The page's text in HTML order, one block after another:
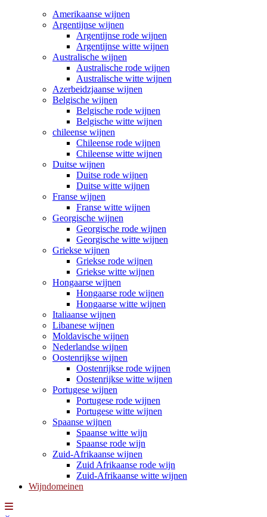
Amerikaanse wijnen
Argentijnse wijnen
Argentijnse rode wijnen
Argentijnse witte wijnen
Australische wijnen
Australische rode wijnen
Australische witte wijnen
Azerbeidzjaanse wijnen
Belgische wijnen
Belgische rode wijnen
Belgische witte wijnen
chileense wijnen
Chileense rode wijnen
Chileense witte wijnen
Duitse wijnen
Duitse rode wijnen
Duitse witte wijnen
Franse wijnen
Franse witte wijnen
Georgische wijnen
Georgische rode wijnen
Georgische witte wijnen
Griekse wijnen
Griekse rode wijnen
Griekse witte wijnen
Hongaarse wijnen
Hongaarse rode wijnen
Hongaarse witte wijnen
Italiaanse wijnen
Libanese wijnen
Moldavische wijnen
Nederlandse wijnen
Oostenrijkse wijnen
Oostenrijkse rode wijnen
Oostenrijkse witte wijnen
Portugese wijnen
Portugese rode wijnen
Portugese witte wijnen
Spaanse wijnen
Spaanse witte wijn
Spaanse rode wijn
Zuid-Afrikaanse wijnen
Zuid Afrikaanse rode wijn
Zuid-Afrikaanse witte wijnen
Wijndomeinen